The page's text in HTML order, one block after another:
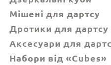
Мішені для дартсу
Дротики для дартсу
Аксесуари для
Набори від «Cubes»